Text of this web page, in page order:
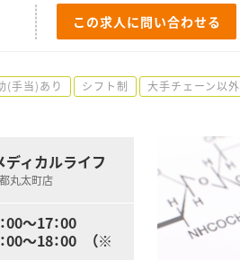
この求人に問い合わせる
(手当)あり シフト制 大手チェーン以外
ィカルライフ
丸太町店
～17：00
00～18：00 （※